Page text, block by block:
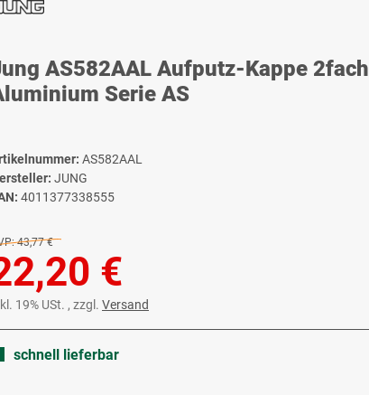
AS582AAL Aufputz-Kappe
Serie AS
AS582AAL
JUNG
4011377338555
43,77 €
€
19% USt. , zzgl. Versand
schnell lieferbar